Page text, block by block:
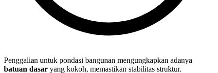
Penggalian untuk pondasi bangunan mengungkapkan adanya
batuan dasar yang kokoh, memastikan stabilitas struktur.